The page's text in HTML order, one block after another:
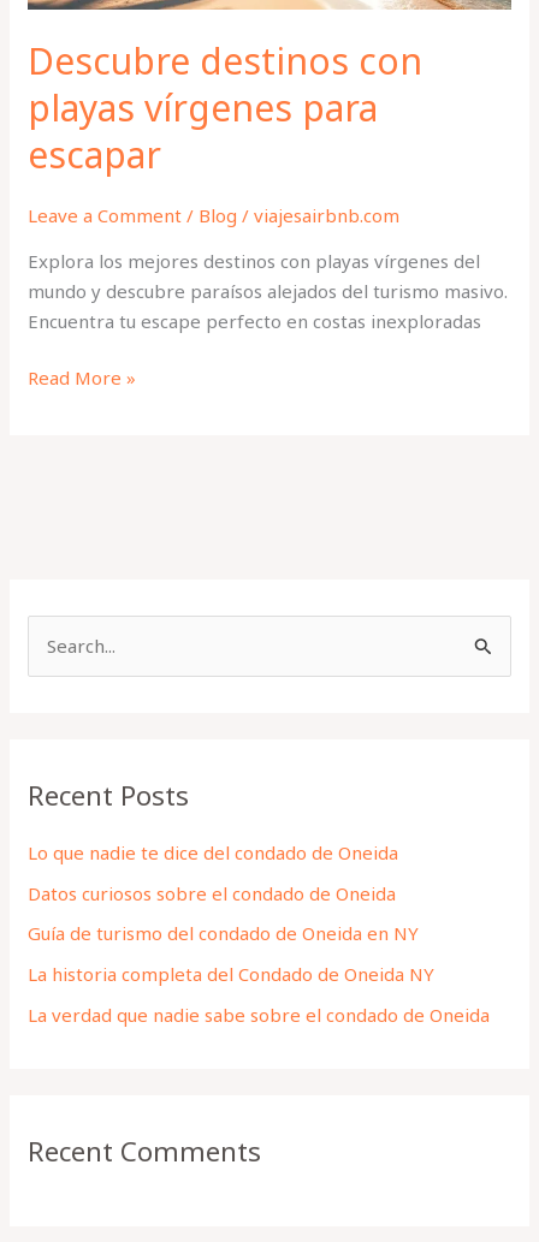
Descubre destinos con
playas vírgenes para
escapar
Leave a Comment / Blog /viajesairbnb.com
Explora los mejores destinos con playas vírgenes del
mundo y descubre paraísos alejados del turismo masivo.
Encuentra tu escape perfecto en costas inexploradas
Read More »
c
f
o
r
:
Recent Posts
Lo que nadie te dice del condado de Oneida
Datos curiosos sobre el condado de Oneida
Guía de turismo del condado de Oneida en NY
La historia completa del Condado de Oneida NY
La verdad que nadie sabe sobre el condado de Oneida
Recent Comments